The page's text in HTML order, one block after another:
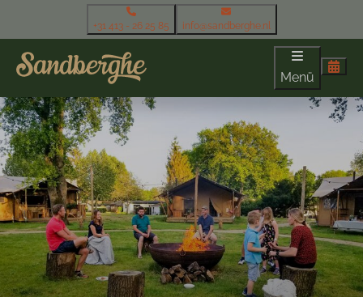
+31 413 - 26 25 85 info@sandberghe.nl
Menü